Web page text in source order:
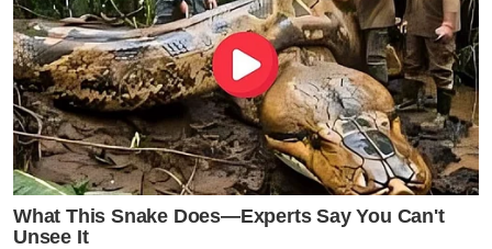
What This Snake Does—Experts Say You Can't
Unsee It